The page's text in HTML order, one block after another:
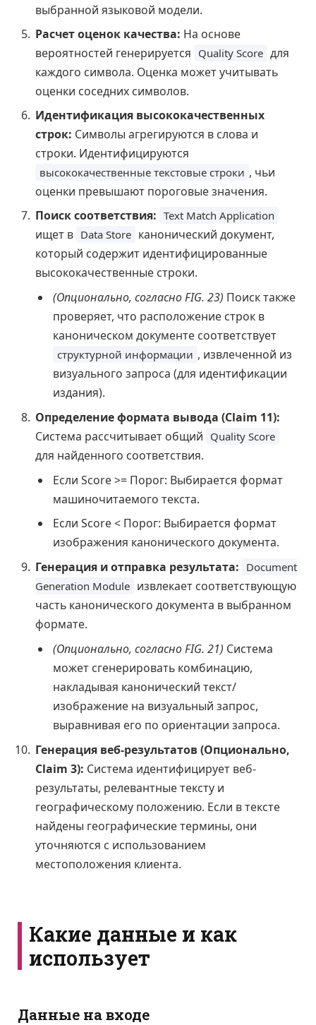
выбранной языковой модели.
Расчет оценок качества: На основе
вероятностей генерируется Quality Score для
каждого символа. Оценка может учитывать
оценки соседних символов.
Идентификация высококачественных
строк: Символы агрегируются в слова и
строки. Идентифицируются
высококачественные текстовые строки , чьи
оценки превышают пороговые значения.
Поиск соответствия: Text Match Application
ищет в Data Store канонический документ,
который содержит идентифицированные
высококачественные строки.
(Опционально, согласно FIG. 23) Поиск также
проверяет, что расположение строк в
каноническом документе соответствует
структурной информации , извлеченной из
визуального запроса (для идентификации
издания).
Определение формата вывода (Claim 11):
Система рассчитывает общий Quality Score
для найденного соответствия.
Если Score >= Порог: Выбирается формат
машиночитаемого текста.
Если Score < Порог: Выбирается формат
изображения канонического документа.
Генерация и отправка результата: Document
Generation Module извлекает соответствующую
часть канонического документа в выбранном
формате.
(Опционально, согласно FIG. 21) Система
может сгенерировать комбинацию,
накладывая канонический текст/
изображение на визуальный запрос,
выравнивая его по ориентации запроса.
Генерация веб-результатов (Опционально,
Claim 3): Система идентифицирует веб-
результаты, релевантные тексту и
географическому положению. Если в тексте
найдены географические термины, они
уточняются с использованием
местоположения клиента.
Какие данные и как
использует
Данные на входе